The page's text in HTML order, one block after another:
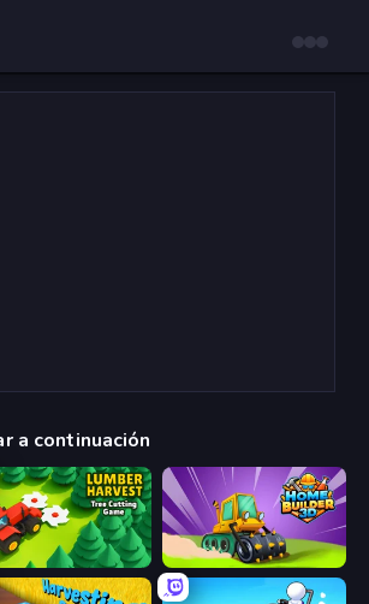
a continuación
Lumber Harvest: Tree Cutting Game Home Builder 3D